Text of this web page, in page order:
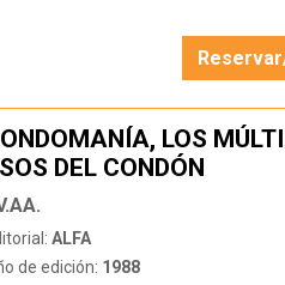
LOS
DEL CONDÓN
ALFA
de edición: 1988